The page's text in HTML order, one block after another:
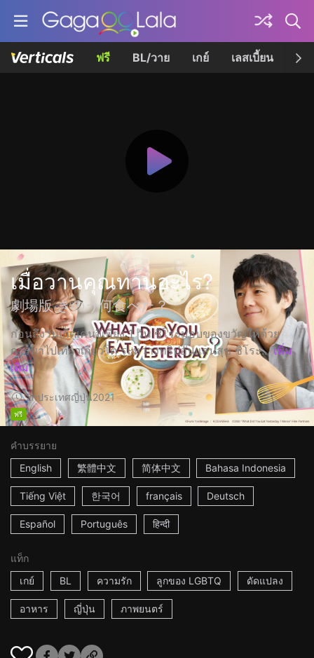
ฟรี BL/วาย เกย์ เลสเบี้ยน เค
เมื่อวานคุณทานอะไร?
劇場版 きのう何食べた？
ก่อนถึงวันเกิดเคนจิเพียง 1 วัน ชิโระมอบของขวัญให้ด้วย
การพาไปเที่ยวเกียวโต ระหว่างทริปอันแสนสุข ชิโระ... เพิ่ม
เติม
2hประเทศญี่ปุ่น2021
ฟรี
คำบรรยาย
English
繁體中文 简体中文 Bahasa Indonesia
Tiếng Việt 한국어 français Deutsch
Español Português हिन्दी
แท็ก
เกย์
BL ความรัก ลูกของ LGBTQ ดัดแปลง
อาหาร ญี่ปุ่น ภาพยนตร์